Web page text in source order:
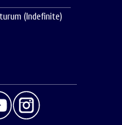
(Indefinite)